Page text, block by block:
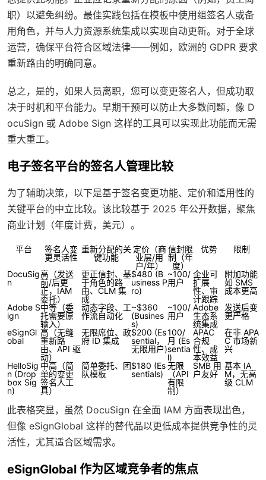
职）以避免纠纷。最佳实践包括在模板中使用组签名人或备
用角色，并与人力资源系统集成以实现自动更新。对于全球
运营，确保平台符合区域法律——例如，欧洲的 GDPR 要求
重新路由的明确同意。
总之，是的，如果人员离职，您可以变更签名人，但成功取
决于时机和平台能力。早期干预可以防止大多数问题，像 D
ocuSign 或 Adobe Sign 这样的工具可以实现此功能而无需
重大重工。
电子签名平台的签名人管理比较
为了辅助决策，以下是基于签名变更功能、定价和适用性的
关键平台的中立比较。该比较基于 2025 年公开数据，聚焦
商业计划（年度计费，美元）。
平台
签名人变
更灵活性
重新分配的关
键功能
定价（商
业层/用
户/年）
信封限
制（年
度）
优势 限制
DocuSig
n
高（发送
前/后更
正，IAM
委托）
更正信封、基
于角色的路
由、CLM 集
成
$480 (B
usiness P
ro)
~100/
用户
企业可
扩展
性、审
计跟踪
附加功能
如 SMS
成本更高
Adobe S
ign
中等（委
托需要原
输入）
动态字段、工
作流自动化
~$360
(Busines
s)
~100/
用户
Adobe
生态系
统集成
发送后变
更严格
eSignGl
obal
高（无缝
重新路
由、API 驱
动）
无限席位、政
府 ID 集成
$200 (Es
sential，
无限用户)
100/
月 (Es
sentia
l)
APAC
合规
性、成
本效益
在非 APA
C 市场新
兴
HelloSig
n (Drop
box Sig
n)
中高（简
单的变更
签名人工
具）
简单委托、团
队模板
$180 (Es
sentials)
无限
（API
有限
制）
SMB 用
户友好
基本 IA
M，无高
级 CLM
此表格突显，虽然 DocuSign 在全面 IAM 方面表现出色，
但像 eSignGlobal 这样的替代品以更低成本提供竞争性的灵
活性，尤其适合区域需求。
eSignGlobal 作为区域竞争者的焦点